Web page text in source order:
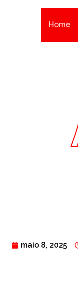
Home
maio 8, 2025